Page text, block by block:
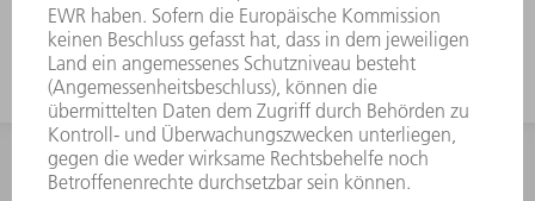
INFORMATION